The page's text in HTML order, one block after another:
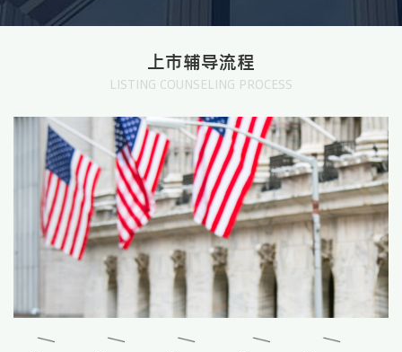
上市辅导流程
LISTING COUNSELING PROCESS